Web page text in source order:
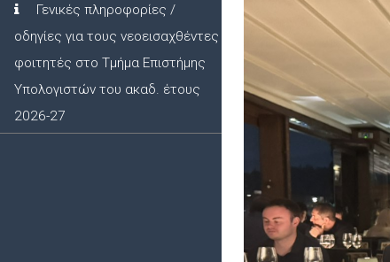
Γενικές πληροφορίες /
οδηγίες για τους νεοεισαχθέντες
φοιτητές στο Τμήμα Επιστήμης
Υπολογιστών του ακαδ. έτους
2026-27